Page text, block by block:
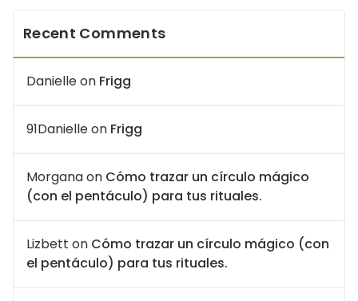
Recent Comments
Danielleon Frigg
91Danielleon Frigg
Morganaon Cómo trazar un círculo mágico
(con el pentáculo) para tus rituales.
Lizbett on Cómo trazar un círculo mágico (con
el pentáculo) para tus rituales.